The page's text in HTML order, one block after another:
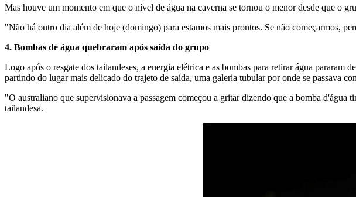
Mas houve um momento em que o nível de água na caverna se tornou o menor desde que o
"Não há outro dia além de hoje (domingo) para estamos mais prontos. Se não começarmos,
4. Bombas de água quebraram após saída do grupo
Logo após o resgate dos tailandeses, a energia elétrica e as bombas para retirar água
partindo do lugar mais delicado do trajeto de saída, uma galeria tubular por onde se passava
"O australiano que supervisionava a passagem começou a gritar dizendo que a bomba
tailandesa.